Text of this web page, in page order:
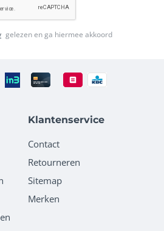
gelezen en ga hiermee akkoord
Klantenservice
Contact
Retourneren
Sitemap
Merken